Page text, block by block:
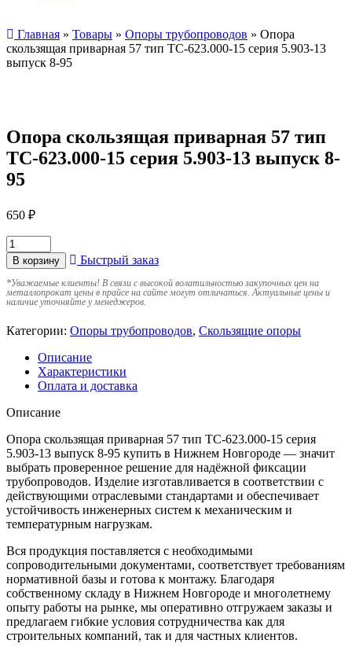
Главная » Товары » Опоры трубопроводов » Опора
скользящая приварная 57 тип ТС-623.000-15 серия 5.903-13
выпуск 8-95
Опора скользящая приварная 57 тип
ТС-623.000-15 серия 5.903-13 выпуск 8-
95
650 ₽
В корзину Быстрый заказ
*Уважаемые клиенты! В связи с высокой волатильностью закупочных цен на
металлопрокат цены в прайсе на сайте могут отличаться. Актуальные цены и
наличие уточняйте у менеджеров.
Категории: Опоры трубопроводов, Скользящие опоры
Описание
Характеристики
Оплата и доставка
Описание
Опора скользящая приварная 57 тип ТС-623.000-15 серия
5.903-13 выпуск 8-95 купить в Нижнем Новгороде — значит
выбрать проверенное решение для надёжной фиксации
трубопроводов. Изделие изготавливается в соответствии с
действующими отраслевыми стандартами и обеспечивает
устойчивость инженерных систем к механическим и
температурным нагрузкам.
Вся продукция поставляется с необходимыми
сопроводительными документами, соответствует требованиям
нормативной базы и готова к монтажу. Благодаря
собственному складу в Нижнем Новгороде и многолетнему
опыту работы на рынке, мы оперативно отгружаем заказы и
предлагаем гибкие условия сотрудничества как для
строительных компаний, так и для частных клиентов.